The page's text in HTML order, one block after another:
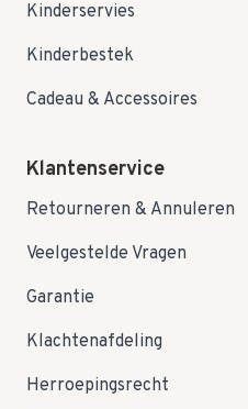
Kinderservies
Kinderbestek
Cadeau & Accessoires
Klantenservice
Retourneren & Annuleren
Veelgestelde Vragen
Garantie
Klachtenafdeling
Herroepingsrecht